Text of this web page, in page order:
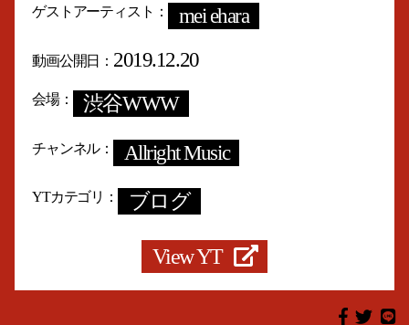
ゲストアーティスト mei ehara
動画公開日 2019.12.20
会場 渋谷WWW
チャンネル Allright Music
YTカテゴリ ブログ
View YT